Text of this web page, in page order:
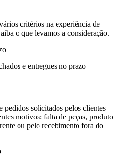
critérios na experiência de
o que levamos a consideração.
e entregues no prazo
pedidos solicitados pelos clientes
motivos: falta de peças, produto
ou pelo recebimento fora do